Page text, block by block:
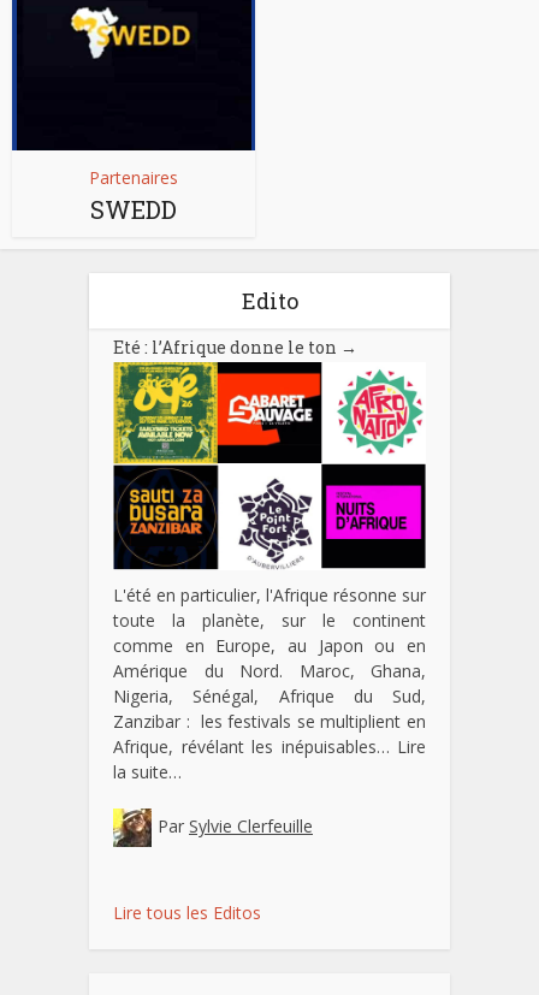
Partenaires
SWEDD
Edito
Eté : l’Afrique donne le ton →
L'été en particulier, l'Afrique résonne sur
toute la planète, sur le continent
comme en Europe, au Japon ou en
Amérique du Nord. Maroc, Ghana,
Nigeria, Sénégal, Afrique du Sud,
Zanzibar : les festivals se multiplient en
Afrique, révélant les inépuisables… Lire
la suite…
Par Sylvie Clerfeuille
Lire tous les Editos